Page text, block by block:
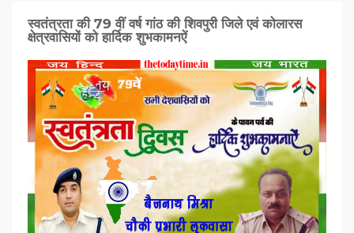
स्वतंत्रता की 79 वीं वर्ष गांठ की शिवपुरी जिले एवं कोलारस
क्षेत्रवासियों को हार्दिक शुभकामनऐं